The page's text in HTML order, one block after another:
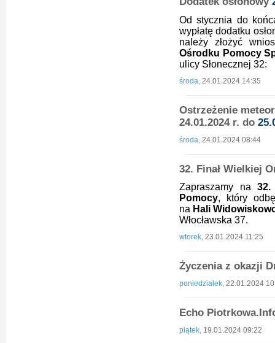
Od stycznia do
wypłatę dodatku
należy złożyć
Ośrodku Pomocy
ulicy Słonecznej 32:
środa, 24.01.2024 14:35
Ostrzeżenie
24.01.2024 r. do
środa, 24.01.2024 08:44
32. Finał Wielkiej
Zapraszamy na 32.
Pomocy, który
na Hali
Włocławska 37.
wtorek, 23.01.2024 11:25
Życzenia z okazji
poniedziałek, 22.01.2024
Echo
piątek, 19.01.2024 09:22